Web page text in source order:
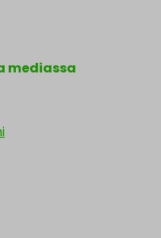
mediassa